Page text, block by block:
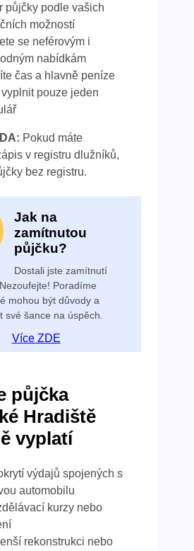
půjčky podle vašich
možností
se neférovým i
nabídkám
čas a hlavně peníze
pouze jeden
Pokud máte
v registru dlužníků,
bez registru.
Jak na
zamítnutou
půjčku?
Dostali jste zamítnutí
Poradíme
mohou být důvody a
své šance na úspěch.
Více ZDE
půjčka
Hradiště
vyplatí
výdajů spojených s
automobilu
kurzy nebo
rekonstrukci nebo